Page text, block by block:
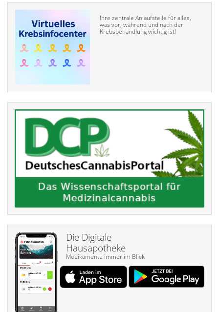
Ihre zentrale Anlaufstelle für alles,
was vor, während und nach der
Krebsbehandlung wichtig ist!
Die Digitale
Hausapotheke
Medikamente immer im Blick